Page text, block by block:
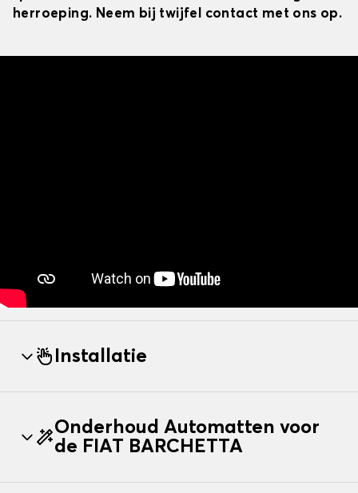
herroeping. Neem bij twijfel contact met ons op.
Installatie
Onderhoud Automatten voor
de FIAT BARCHETTA